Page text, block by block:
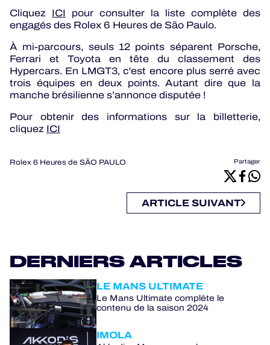
Cliquez ICI pour consulter la liste complète des
engagés des Rolex 6 Heures de São Paulo.
À mi-parcours, seuls 12 points séparent Porsche,
Ferrari et Toyota en tête du classement des
Hypercars. En LMGT3, c'est encore plus serré avec
trois équipes en deux points. Autant dire que la
manche brésilienne s’annonce disputée !
Pour obtenir des informations sur la billetterie,
cliquez ICI
Rolex 6 Heures de SÃO PAULO Partager
ARTICLE SUIVANT
DERNIERS ARTICLES
LE MANS ULTIMATE
Le Mans Ultimate complète le
contenu de la saison 2024
IMOLA